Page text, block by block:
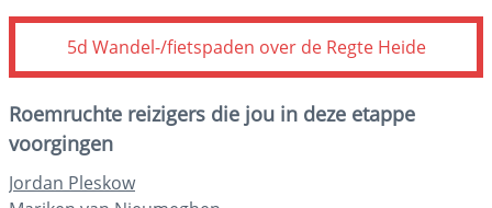
Roemruchte reizigers die jou in deze etappe
voorgingen
Jordan Pleskow